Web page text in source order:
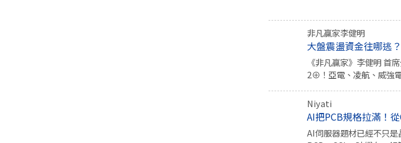
非凡贏家李健明
大盤震盪資金往哪逃
《非凡贏家》李健明 首
2⊕！亞電、凌航、威強
Niyati
AI把PCB規格拉滿！
AI伺服器題材已經不只是